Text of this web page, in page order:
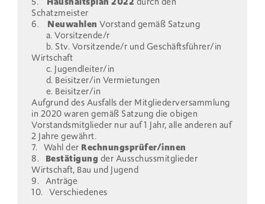
Schatzmeister
6. Neuwahlen Vorstand gemäß Satzung
a. Vorsitzende/r
b. Stv. Vorsitzende/r und Geschäftsführer/in
Wirtschaft
c. Jugendleiter/in
d. Beisitzer/in Vermietungen
e. Beisitzer/in
Aufgrund des Ausfalls der Mitgliederversammlung
in 2020 waren gemäß Satzung die obigen
Vorstandsmitglieder nur auf 1 Jahr, alle anderen auf
2 Jahre gewährt.
7. Wahl der Rechnungsprüfer/innen
8. Bestätigung der Ausschussmitglieder
Wirtschaft, Bau und Jugend
9. Anträge
10. Verschiedenes